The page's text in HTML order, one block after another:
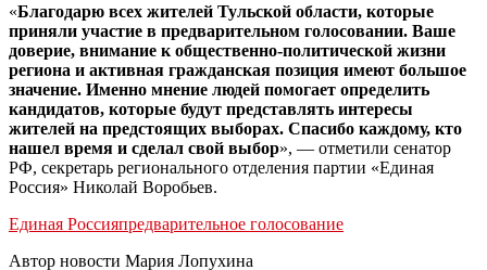
«Благодарю всех жителей Тульской области, которые
приняли участие в предварительном голосовании. Ваше
доверие, внимание к общественно-политической жизни
региона и активная гражданская позиция имеют большое
значение. Именно мнение людей помогает определить
кандидатов, которые будут представлять интересы
жителей на предстоящих выборах. Спасибо каждому, кто
нашел время и сделал свой выбор», — отметили сенатор
РФ, секретарь регионального отделения партии «Единая
Россия» Николай Воробьев.
Единая Россияпредварительное голосование
Автор новости Мария Лопухина